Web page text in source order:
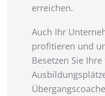
erreichen.
Auch Ihr
profitieren und
Besetzen Sie